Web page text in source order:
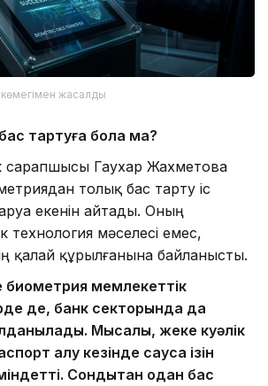
жасалды
тартуға бола ма?
сарапшысы Гаухар Жахметова
толық бас тарту іс
екенін айтады. Оның
технология мәселесі емес,
қалай құрылғанына байланысты.
биометрия мемлекеттік
де, банк секторында да
Мысалы, жеке куәлік
алу кезінде саусақ ізін
Сондықтан одан бас